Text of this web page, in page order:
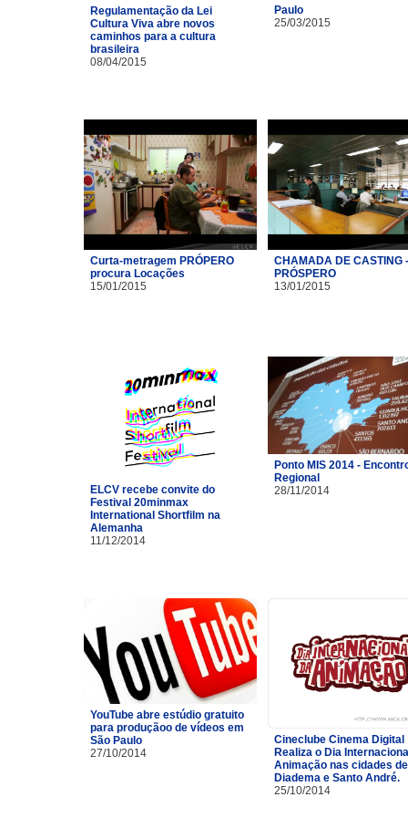
Regulamentação da Lei
Cultura Viva abre novos
caminhos para a cultura
brasileira
08/04/2015
Paulo
25/03/2015
Curta-metragem PRÓPERO
procura Locações
15/01/2015
CHAMADA DE CASTING -
PRÓSPERO
13/01/2015
ELCV recebe convite do
Festival 20minmax
International Shortfilm na
Alemanha
11/12/2014
Ponto MIS 2014 -
Regional
28/11/2014
YouTube abre estúdio gratuito
para produçãoo de vídeos em
São Paulo
27/10/2014
Cineclube Cinema Digital
Realiza o Dia
Animação nas cidades de
Diadema e Santo André.
25/10/2014